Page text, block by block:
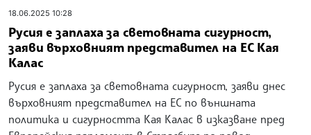
18.06.2025 10:28
Русия е заплаха за световната сигурност,
заяви върховният представител на ЕС Кая
Калас
Русия е заплаха за световната сигурност, заяви днес
върховният представител на ЕС по външната
политика и сигурността Кая Калас в изказване пред